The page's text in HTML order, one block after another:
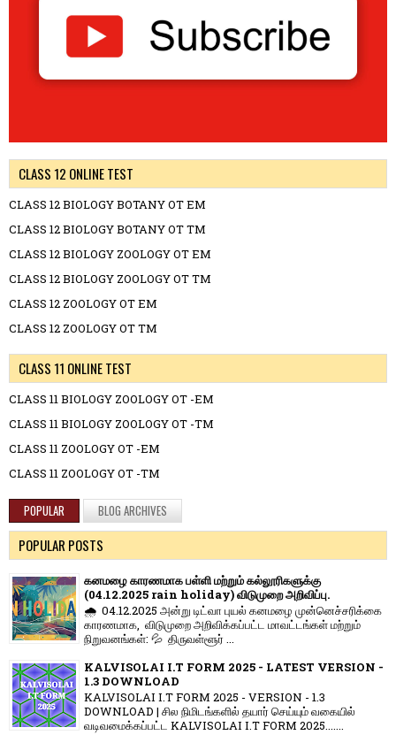
CLASS 12 ONLINE TEST
CLASS 12 BIOLOGY BOTANY OT EM
CLASS 12 BIOLOGY BOTANY OT TM
CLASS 12 BIOLOGY ZOOLOGY OT EM
CLASS 12 BIOLOGY ZOOLOGY OT TM
CLASS 12 ZOOLOGY OT EM
CLASS 12 ZOOLOGY OT TM
CLASS 11 ONLINE TEST
CLASS 11 BIOLOGY ZOOLOGY OT -EM
CLASS 11 BIOLOGY ZOOLOGY OT -TM
CLASS 11 ZOOLOGY OT -EM
CLASS 11 ZOOLOGY OT -TM
POPULAR BLOG ARCHIVES
POPULAR POSTS
கனமழை காரணமாக பள்ளி மற்றும் கல்லூரிகளுக்கு
(04.12.2025 rain holiday) விடுமுறை அறிவிப்பு.
🌧️ 04.12.2025 அன்று டிட்வா புயல் கனமழை முன்னெச்சரிக்கை
காரணமாக, விடுமுறை அறிவிக்கப்பட்ட மாவட்டங்கள் மற்றும்
நிறுவனங்கள்: 💦 திருவள்ளூர் ...
KALVISOLAI I.T FORM 2025 - LATEST VERSION -
1.3 DOWNLOAD
KALVISOLAI I.T FORM 2025 - VERSION - 1.3
DOWNLOAD | சில நிமிடங்களில் தயார் செய்யும் வகையில்
வடிவமைக்கப்பட்ட KALVISOLAI I.T FORM 2025.......